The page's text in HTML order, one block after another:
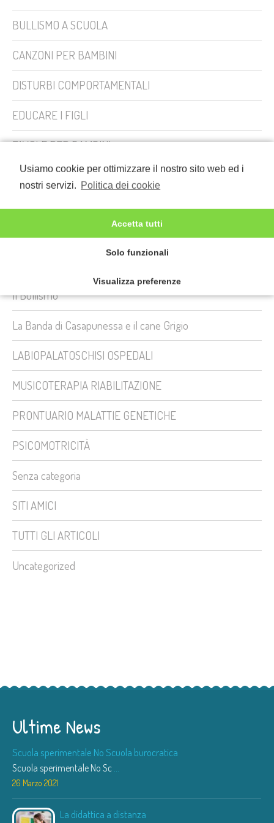
Usiamo cookie per ottimizzare il nostro sito web ed i
nostri servizi. Politica dei cookie
Accetta tutti
Solo funzionali
Visualizza preferenze
BULLISMO A SCUOLA
CANZONI PER BAMBINI
DISTURBI COMPORTAMENTALI
EDUCARE I FIGLI
FAVOLE PER BAMBINI
FILASTROCCHE PER BAMBINI
General News
GENITORI PRIMI PASSI
Il Bullismo
La Banda di Casapunessa e il cane Grigio
LABIOPALATOSCHISI OSPEDALI
MUSICOTERAPIA RIABILITAZIONE
PRONTUARIO MALATTIE GENETICHE
PSICOMOTRICITÀ
Senza categoria
SITI AMICI
TUTTI GLI ARTICOLI
Uncategorized
Ultime News
Scuola sperimentale No Scuola burocratica
Scuola sperimentale No Sc ...
26 Marzo 2021
La didattica a distanza